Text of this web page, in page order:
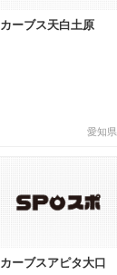
カーブス天白土原
愛知県
カーブスアピタ大口